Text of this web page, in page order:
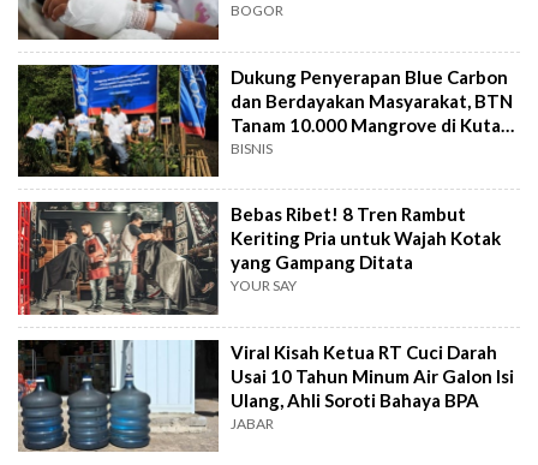
BOGOR
Dukung Penyerapan Blue Carbon
dan Berdayakan Masyarakat, BTN
Tanam 10.000 Mangrove di Kuta
Bali
BISNIS
Bebas Ribet! 8 Tren Rambut
Keriting Pria untuk Wajah Kotak
yang Gampang Ditata
YOUR SAY
Viral Kisah Ketua RT Cuci Darah
Usai 10 Tahun Minum Air Galon Isi
Ulang, Ahli Soroti Bahaya BPA
JABAR